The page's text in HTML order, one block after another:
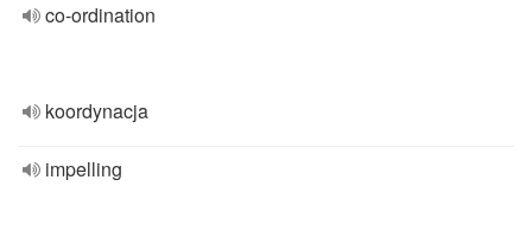
co-ordination
koordynacja
impelling